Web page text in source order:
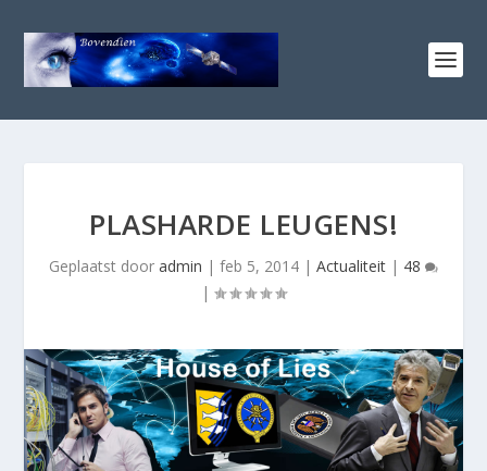
PLASHARDE LEUGENS!
Geplaatst door admin | feb 5, 2014 | Actualiteit | 48
|